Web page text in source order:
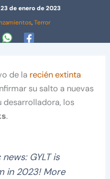
23 de enero de 2023
,Terror
de la recién extinta
su salto a nuevas
los
.
GYLT is
in 2023! More